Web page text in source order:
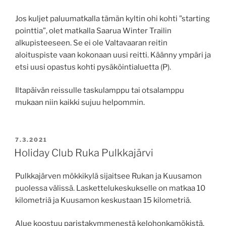
Jos kuljet paluumatkalla tämän kyltin ohi kohti ”starting
pointtia”, olet matkalla Saarua Winter Trailin
alkupisteeseen. Se ei ole Valtavaaran reitin
aloituspiste vaan kokonaan uusi reitti. Käänny ympäri ja
etsi uusi opastus kohti pysäköintialuetta (P).
Iltapäivän reissulle taskulamppu tai otsalamppu
mukaan niin kaikki sujuu helpommin.
JULKAISTU
7.3.2021
Holiday Club Ruka Pulkkajärvi
Pulkkajärven mökkikylä sijaitsee Rukan ja Kuusamon
puolessa välissä. Laskettelukeskukselle on matkaa 10
kilometriä ja Kuusamon keskustaan 15 kilometriä.
Alue koostuu paristakymmenestä kelohonkamökistä,